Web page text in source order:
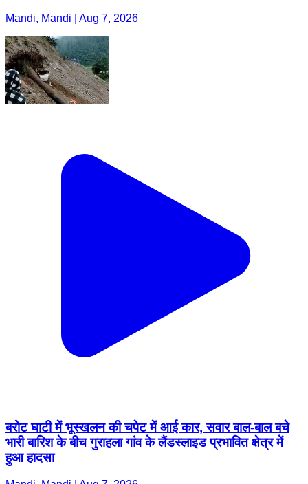
Mandi, Mandi | Aug 7, 2026
बरोट घाटी में भूस्खलन की चपेट में आई कार, सवार बाल-बाल बचे
भारी बारिश के बीच गुराहला गांव के लैंडस्लाइड प्रभावित क्षेत्र में
हुआ हादसा